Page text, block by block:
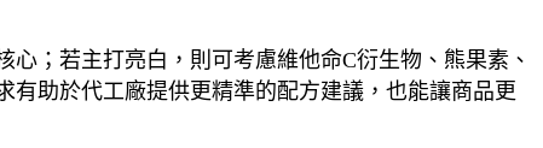
；若主打亮白，則可考慮維他命C衍生物、熊果素、
助於代工廠提供更精準的配方建議，也能讓商品更